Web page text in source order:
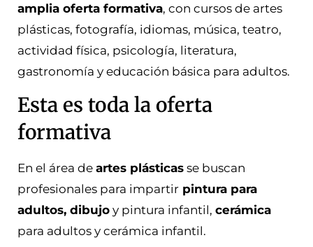
amplia oferta formativa, con cursos de artes
plásticas, fotografía, idiomas, música, teatro,
actividad física, psicología, literatura,
gastronomía y educación básica para adultos.
Esta es toda la oferta
formativa
En el área de artes plásticas se buscan
profesionales para impartir pintura para
adultos, dibujo y pintura infantil, cerámica
para adultos y cerámica infantil.